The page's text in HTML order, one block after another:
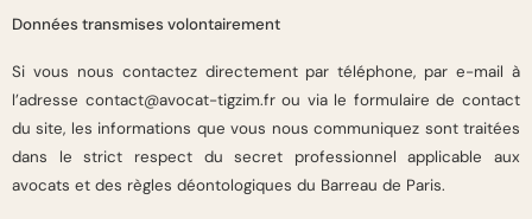
Données transmises volontairement
Si vous nous contactez directement par téléphone, par e-mail à
l’adresse contact@avocat-tigzim.fr ou via le formulaire de contact
du site, les informations que vous nous communiquez sont traitées
dans le strict respect du secret professionnel applicable aux
avocats et des règles déontologiques du Barreau de Paris.